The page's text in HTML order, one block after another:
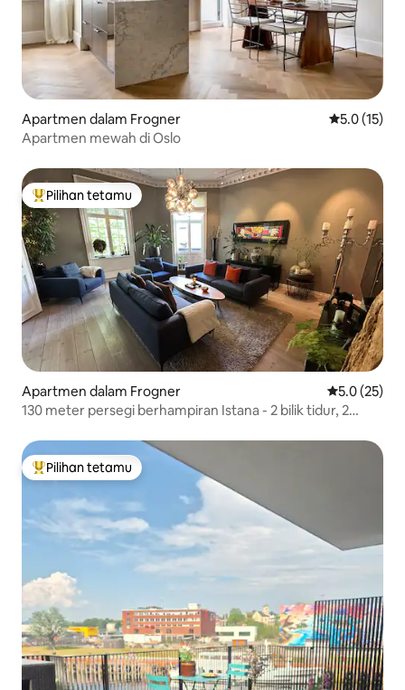
Apartmen dalam Frogner Penarafan
5.0 (15)
Apartmen mewah di Oslo
Pilihan utama tetamu
Pilihan tetamu
Apartmen dalam Frogner Penarafan
5.0 (25)
130 meter persegi berhampiran Istana - 2 bilik tidur, 2
Pilihan utama tetamu
Pilihan tetamu